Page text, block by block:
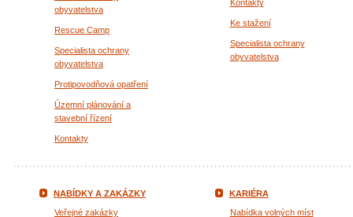
obyvatelstva
Rescue Camp
Specialista ochrany
obyvatelstva
Protipovodňová opatření
Územní plánování a
stavební řízení
Kontakty
Kontakty
Ke stažení
Specialista ochrany
obyvatelstva
NABÍDKY A ZAKÁZKY
Veřejné zakázky
KARIÉRA
Nabídka volných míst